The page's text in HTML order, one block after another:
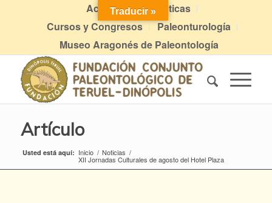
Actividades didácticas
Cursos y Congresos
Paleonturología
Museo Aragonés de Paleontología
Artículo
Usted está aquí: Inicio / Noticias /
XII Jornadas Culturales de agosto del Hotel Plaza
Traducir »